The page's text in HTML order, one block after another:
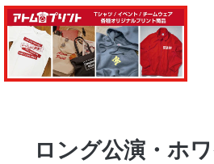
ロング公演・ホ